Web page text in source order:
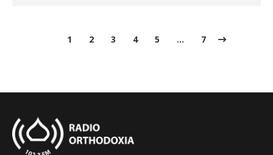
1 2 3 4 5 … 7